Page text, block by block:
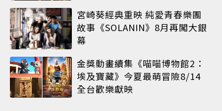
宮崎葵經典重映 純愛青春樂團
故事《SOLANIN》8月再闖大銀
幕
金獎動畫續集《喵喵博物館2：
埃及寶藏》今夏最萌冒險8/14
全台歡樂獻映